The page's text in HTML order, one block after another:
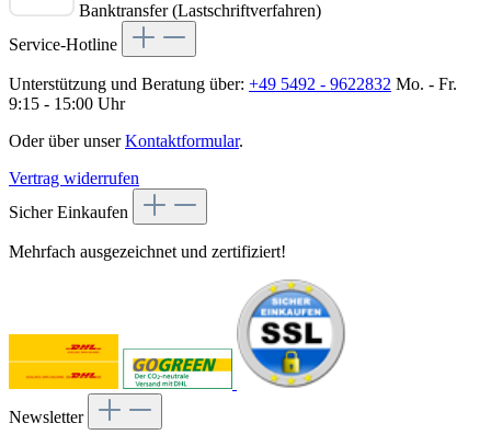
Banktransfer (Lastschriftverfahren)
Service-Hotline
Unterstützung und Beratung über: +49 5492 - 9622832 Mo. - Fr.
9:15 - 15:00 Uhr
Oder über unserKontaktformular.
Vertrag widerrufen
Sicher Einkaufen
Mehrfach ausgezeichnet und zertifiziert!
Newsletter